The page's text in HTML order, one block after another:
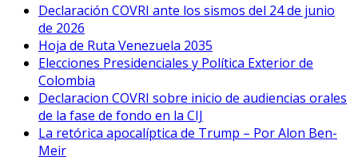
Declaración COVRI ante los sismos del 24 de junio
de 2026
Hoja de Ruta Venezuela 2035
Elecciones Presidenciales y Política Exterior de
Colombia
Declaracion COVRI sobre inicio de audiencias orales
de la fase de fondo en la CIJ
La retórica apocalíptica de Trump – Por Alon Ben-
Meir